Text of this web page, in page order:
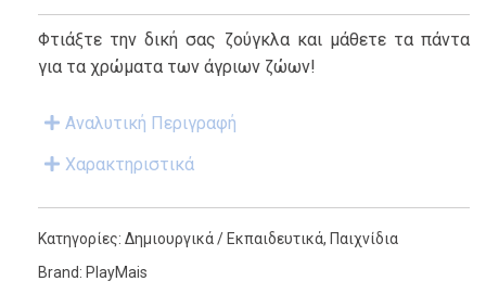
Φτιάξτε την δική σας ζούγκλα και μάθετε τα πάντα
για τα χρώματα των άγριων ζώων!
Αναλυτική Περιγραφή
Χαρακτηριστικά
Κατηγορίες: Δημιουργικά / Εκπαιδευτικά, Παιχνίδια
Brand: PlayMais